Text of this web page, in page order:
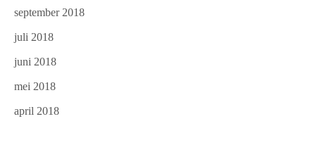
september 2018
juli 2018
juni 2018
mei 2018
april 2018